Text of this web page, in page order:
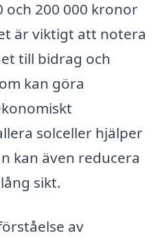
och 200 000 kronor
är viktigt att notera
till bidrag och
kan göra
solceller hjälper
kan även reducera
sikt.
av